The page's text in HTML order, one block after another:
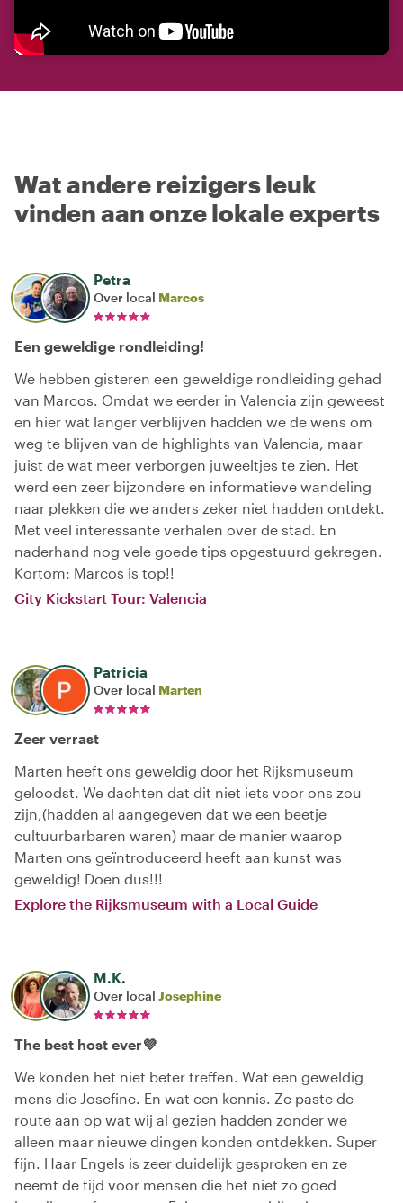
Wat andere reizigers leuk
vinden aan onze lokale experts
Petra
Over local Marcos
Een geweldige rondleiding!
We hebben gisteren een geweldige rondleiding gehad
van Marcos. Omdat we eerder in Valencia zijn geweest
en hier wat langer verblijven hadden we de wens om
weg te blijven van de highlights van Valencia, maar
juist de wat meer verborgen juweeltjes te zien. Het
werd een zeer bijzondere en informatieve wandeling
naar plekken die we anders zeker niet hadden ontdekt.
Met veel interessante verhalen over de stad. En
naderhand nog vele goede tips opgestuurd gekregen.
Kortom: Marcos is top!!
City Kickstart Tour: Valencia
Patricia
Over local Marten
Zeer verrast
Marten heeft ons geweldig door het Rijksmuseum
geloodst. We dachten dat dit niet iets voor ons zou
zijn,(hadden al aangegeven dat we een beetje
cultuurbarbaren waren) maar de manier waarop
Marten ons geïntroduceerd heeft aan kunst was
geweldig! Doen dus!!!
Explore the Rijksmuseum with a Local Guide
M.K.
Over local Josephine
The best host ever💜
We konden het niet beter treffen. Wat een geweldig
mens die Josefine. En wat een kennis. Ze paste de
route aan op wat wij al gezien hadden zonder we
alleen maar nieuwe dingen konden ontdekken. Super
fijn. Haar Engels is zeer duidelijk gesproken en ze
neemt de tijd voor mensen die het niet zo goed